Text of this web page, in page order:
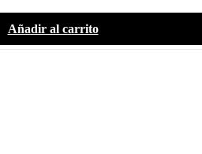
Añadir al carrito